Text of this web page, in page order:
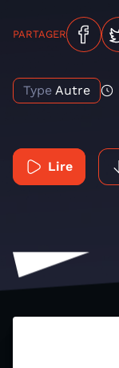
PARTAGER
Type Autre
Lire